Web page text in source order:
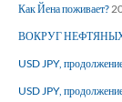
Как Йена поживает?
ВОКРУГ
USD JPY,
USD JPY,